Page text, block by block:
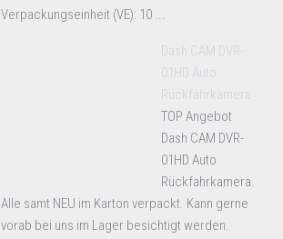
Verpackungseinheit (VE): 10 ...
Dash CAM DVR-
01HD Auto
Rückfahrkamera
TOP Angebot
Dash CAM DVR-
01HD Auto
Rückfahrkamera.
Alle samt NEU im Karton verpackt. Kann gerne
vorab bei uns im Lager besichtigt werden.